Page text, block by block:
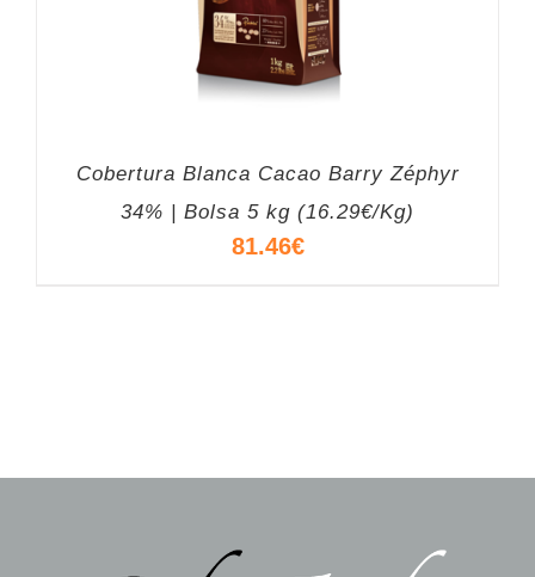
Cobertura Blanca Cacao Barry Zéphyr
34% | Bolsa 5 kg (16.29€/Kg)
81.46€